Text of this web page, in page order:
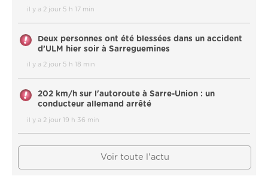
il y a 2 jour 5 h 17 min
Deux personnes ont été blessées dans un accident
d’ULM hier soir à Sarreguemines
il y a 2 jour 5 h 18 min
202 km/h sur l'autoroute à Sarre-Union : un
conducteur allemand arrêté
il y a 2 jour 19 h 36 min
Voir toute l'actu